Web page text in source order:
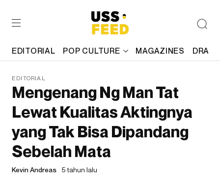
EDITORIAL POP CULTURE MAGAZINES
EDITORIAL
Mengenang Ng Man Tat
Lewat Kualitas Aktingnya
yang Tak Bisa Dipandang
Sebelah Mata
Kevin Andreas 5 tahun lalu